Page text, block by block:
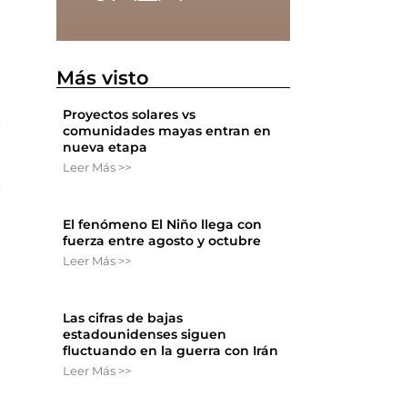
Más visto
Proyectos solares vs
comunidades mayas entran en
nueva etapa
Leer Más >>
El fenómeno El Niño llega con
fuerza entre agosto y octubre
Leer Más >>
Las cifras de bajas
estadounidenses siguen
fluctuando en la guerra con Irán
Leer Más >>